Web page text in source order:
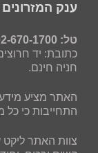
ענק המזרונים
טל: 02-670-1700 צרו קשר עוד היום!
כתובת: יד חרוצים 16 תלפיות,
חניה חינם.
האתר מציע מידע
התחייבות כי כל
צוות האתר ליקט